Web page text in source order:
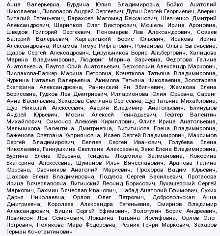
Анна Валерьевна, Бурдина Юлия Владимировна, Бойко Анатолий
Николаевич, Пивоваров Андрей Сергеевич, Дугин Сергей Георгиевич, Аверин
Виталий Евгеньевич, Барахоев Магомед Бекханович, Шевченко Дмитрий
Александрович, Шарипков Олег Викторович, Мошель Ирина Ароновна,
Шведов Григорий Сергеевич, Пономарев Лев Александрович, Созаев
Валерий Валерьевич, Каргалицкий Борис Юльевич, Исакова Ирина
Александровна, Исламов Тимур Рифгатович, Романова Ольга Евгеньевна,
Щаров Сергей Алексадрович, Цирульников Борис Альбертович, Халидова
Марина Владимировна, Людевиг Марина Зариевна, Федотова Галина
Анатольевна, Паутов Юрий Анатольевич, Верховский Александр Маркович,
Пислакова-Паркер Марина Петровна, Кочеткова Татьяна Владимировна,
Чуркина Наталья Валерьевна, Акимова Татьяна Николаевна, Золотарева
Екатерина Александровна, Рачинский Ян Збигневич, Жемкова Елена
Борисовна, Гудков Лев Дмитриевич, Илларионова Юлия Юрьевна, Саранг
Анна Васильевна, Захарова Светлана Сергеевна, Щур Татьяна Михайловна,
Щур Николай Алексеевич, Аверин Владимир Анатольевич, Блинушов
Андрей Юрьевич, Мосин Алексей Геннадьевич, Гефтер Валентин
Михайлович, Симонов Алексей Кириллович, Флиге Ирина Анатольевна,
Мельникова Валентина Дмитриевна, Вититинова Елена Владимировна,
Баженова Светлана Куприяновна, Исаев Сергей Владимирович, Максимов
Сергей Владимирович, Беляев Сергей Иванович, Голубева Елена
Николаевна, Ганнушкина Светлана Алексеевна, Закс Елена Владимировна,
Буртина Елена Юрьевна, Гендель Людмила Залмановна, Кокорина
Екатерина Алексеевна, Шуманов Илья Вячеславович, Арапова Галина
Юрьевна, Свечников Анатолий Мариевич, Прохоров Вадим Юрьевич,
Шахова Елена Владимировна, Подузов Сергей Васильевич, Протасова
Ирина Вячеславовна, Литинский Леонид Борисович, Лукашевский Сергей
Маркович, Бахмин Вячеслав Иванович, Шабад Анатолий Ефимович, Сухих
Дарья Николаевна, Орлов Олег Петрович, Добровольская Анна
Дмитриевна, Королева Александра Евгеньевна, Смирнов Владимир
Александрович, Вицин Сергей Ефимович, Золотухин Борис Андреевич,
Левинсон Лев Семенович, Локшина Татьяна Иосифовна, Орлов Олег
Петрович, Полякова Мара Федоровна, Резник Генри Маркович, Захаров
Герман Константинович